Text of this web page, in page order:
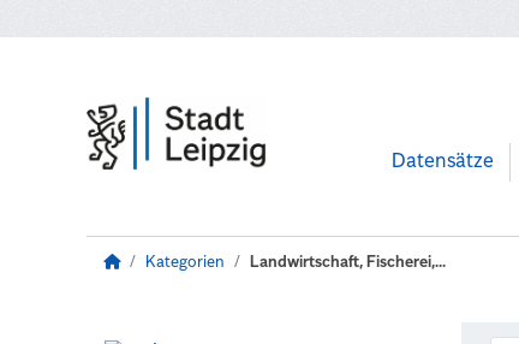
Datensätze
Kategorien Landwirtschaft, Fischerei,...